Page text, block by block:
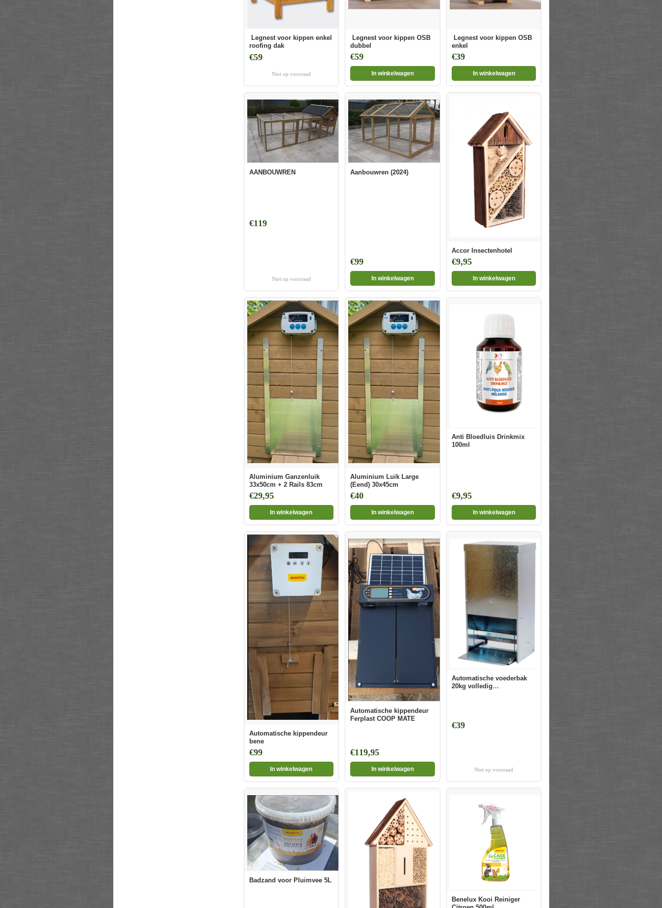
Legnest voor kippen enkel
roofing dak
€59
Niet op voorraad
Legnest voor kippen OSB
dubbel
€59
In winkelwagen
Legnest voor kippen OSB
enkel
€39
In winkelwagen
AANBOUWREN
€119
Niet op voorraad
Aanbouwren (2024)
€99
In winkelwagen
Accor Insectenhotel
€9,95
In winkelwagen
Aluminium Ganzenluik
33x50cm + 2 Rails 83cm
€29,95
In winkelwagen
Aluminium Luik Large
(Eend) 30x45cm
€40
In winkelwagen
Anti Bloedluis Drinkmix
100ml
€9,95
In winkelwagen
Automatische kippendeur
bene
€99
In winkelwagen
Automatische kippendeur
Ferplast COOP MATE
€119,95
In winkelwagen
Automatische voederbak
20kg volledig
€39
Niet op voorraad
Badzand voor Pluimvee 5L
Benelux Kooi Reiniger